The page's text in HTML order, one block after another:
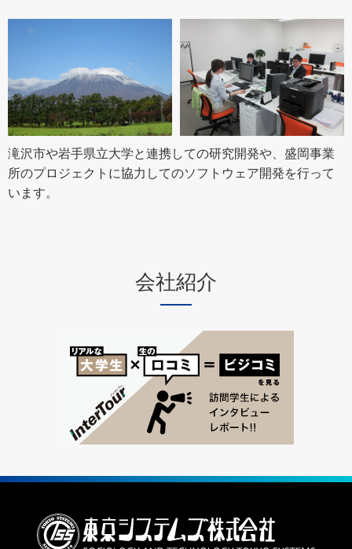
滝沢市や岩手県立大学と連携しての研究開発や、盛岡事業
所のプロジェクトに協力してのソフトウェア開発を行って
います。
会社紹介